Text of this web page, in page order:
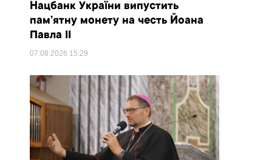
Нацбанк України випустить
пам’ятну монету на честь Йоана
Павла II
07.08.2026 15:29